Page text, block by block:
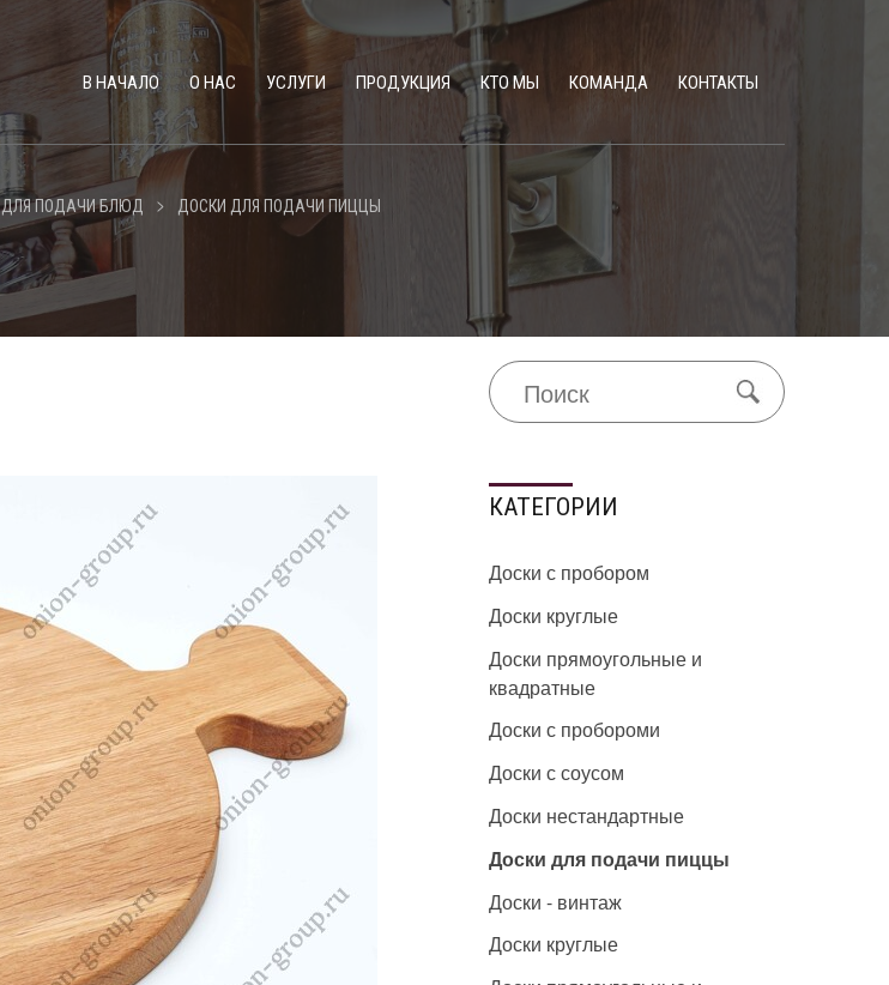
В НАЧАЛО О НАС УСЛУГИ ПРОДУКЦИЯ КТО МЫ КОМАНДА КОНТАКТЫ
ПОДАЧИ БЛЮД > ДОСКИ ДЛЯ ПОДАЧИ ПИЦЦЫ
КАТЕГОРИИ
Доски с пробором
Доски круглые
Доски прямоугольные и
квадратные
Доски с пробороми
Доски с соусом
Доски нестандартные
Доски для подачи пиццы
Доски - винтаж
Доски круглые